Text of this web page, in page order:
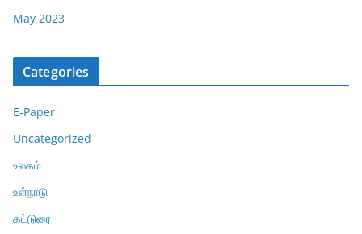
May 2023
Categories
E-Paper
Uncategorized
உலகம்
உள்நாடு
கட்டுரை